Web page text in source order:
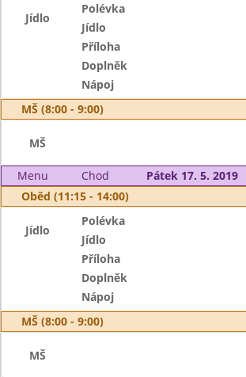
Jídlo
Polévka
Jídlo
Příloha
Doplněk
Nápoj
MŠ (8:00 - 9:00)
MŠ
Menu Chod
Pátek 17. 5. 2019
Oběd (11:15 - 14:00)
Jídlo
Polévka
Jídlo
Příloha
Doplněk
Nápoj
MŠ (8:00 - 9:00)
MŠ